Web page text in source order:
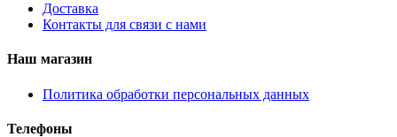
Доставка
Контакты для связи с нами
Наш магазин
Политика обработки персональных данных
Телефоны